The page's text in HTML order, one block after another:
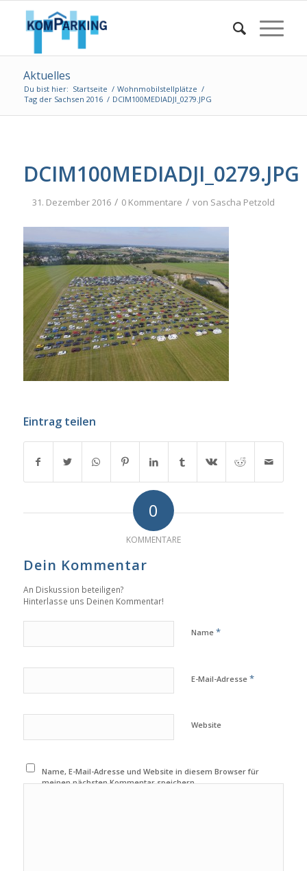
Aktuelles
Du bist hier: Startseite / Wohnmobilstellplätze /
Tag der Sachsen 2016 / DCIM100MEDIADJI_0279.JPG
DCIM100MEDIADJI_0279.JPG
31. Dezember 2016 / 0 Kommentare / von Sascha Petzold
Eintrag teilen
0
KOMMENTARE
Dein Kommentar
An Diskussion beteiligen?
Hinterlasse uns Deinen Kommentar!
Name *
E-Mail-Adresse *
Website
Name, E-Mail-Adresse und Website in diesem Browser für
meinen nächsten Kommentar speichern.